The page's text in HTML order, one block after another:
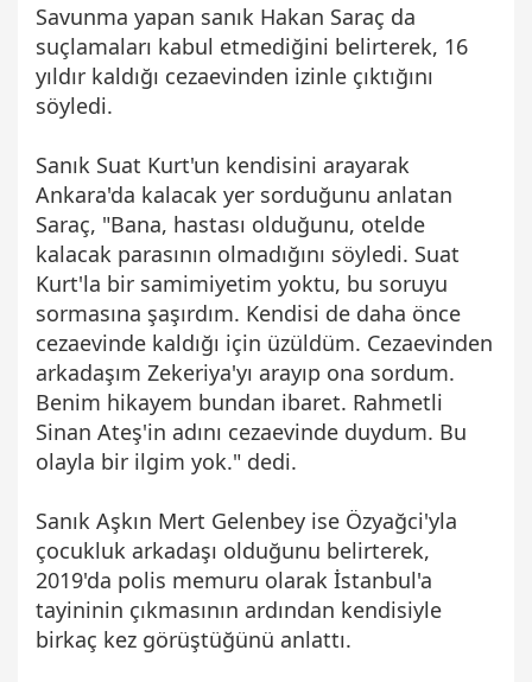
Savunma yapan sanık Hakan Saraç da
suçlamaları kabul etmediğini belirterek, 16
yıldır kaldığı cezaevinden izinle çıktığını
söyledi.
Sanık Suat Kurt'un kendisini arayarak
Ankara'da kalacak yer sorduğunu anlatan
Saraç, "Bana, hastası olduğunu, otelde
kalacak parasının olmadığını söyledi. Suat
Kurt'la bir samimiyetim yoktu, bu soruyu
sormasına şaşırdım. Kendisi de daha önce
cezaevinde kaldığı için üzüldüm. Cezaevinden
arkadaşım Zekeriya'yı arayıp ona sordum.
Benim hikayem bundan ibaret. Rahmetli
Sinan Ateş'in adını cezaevinde duydum. Bu
olayla bir ilgim yok." dedi.
Sanık Aşkın Mert Gelenbey ise Özyağci'yla
çocukluk arkadaşı olduğunu belirterek,
2019'da polis memuru olarak İstanbul'a
tayininin çıkmasının ardından kendisiyle
birkaç kez görüştüğünü anlattı.